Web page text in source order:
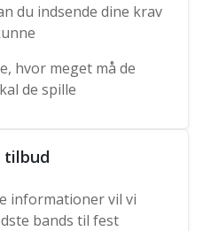
du indsende dine krav
hvor meget må de
de spille
tilbud
informationer vil vi
bands til fest